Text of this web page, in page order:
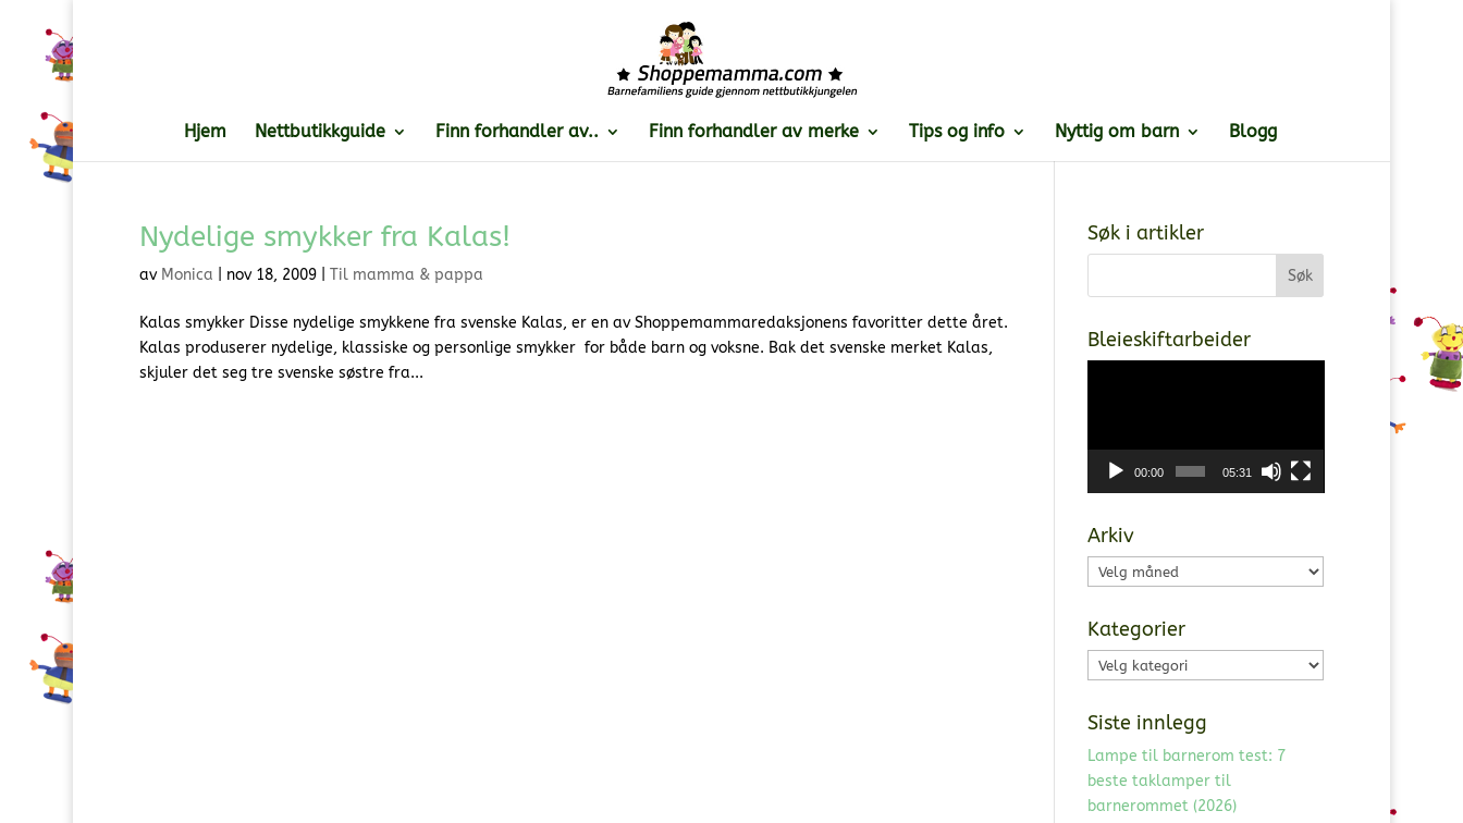
Hjem Nettbutikkguide Finn forhandler av.. Finn forhandler av merke Tips og info Nyttig om barn Blogg
Nydelige smykker fra Kalas!
av Monica nov 18, 2009| Til mamma & pappa
Kalas smykker Disse nydelige smykkene fra svenske Kalas, er en av Shoppemammaredaksjonens favoritter dette året.
Kalas produserer nydelige, klassiske og personlige smykker for både barn og voksne. Bak det svenske merket Kalas,
skjuler det seg tre svenske søstre fra...
Søk i artikler
Bleieskiftarbeider
00:00 05:31
Arkiv
Arkiv
Kategorier
Kategorier
Siste innlegg
Lampe til barnerom test: 7
beste taklamper til
barnerommet (2026)